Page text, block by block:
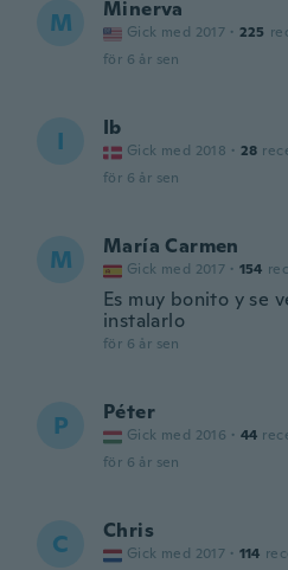
M Minerva
Gick med 2017 · 225
för 6 år sen
I Ib
Gick med 2018 · 28
för 6 år sen
M María Carmen
Gick med 2017 · 154
Es muy bonito y se
instalarlo
för 6 år sen
P Péter
Gick med 2016 · 44
för 6 år sen
C Chris
Gick med 2017 · 114